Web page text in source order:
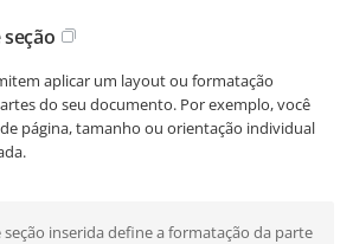
aplicar um layout ou formatação
do seu documento. Por exemplo, você
página, tamanho ou orientação individual
seção inserida define a formatação da parte